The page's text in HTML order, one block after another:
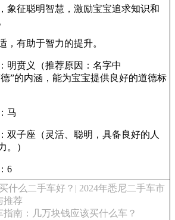
象征聪明智慧，激励宝宝追求知识和
，有助于智力的提升。
明贲义（推荐原因：名字中
德”的内涵，能为宝宝提供良好的道德标
马
双子座（灵活、聪明，具备良好的人
。）
6
什么二手车好？| 2024年悉尼二手车市
推荐
指南：几万块钱应该买什么车？